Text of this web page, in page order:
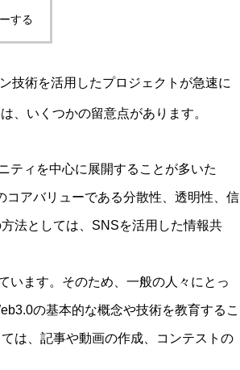
する
技術を活用したプロジェクトが急速に
、いくつかの留意点があります。
ティを中心に展開することが多いた
アバリューである分散性、透明性、信
法としては、SNSを活用した情報共
います。そのため、一般の人々にとっ
の基本的な概念や技術を教育するこ
は、記事や動画の作成、コンテストの